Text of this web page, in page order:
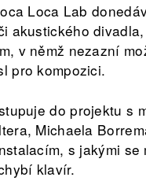
Loca Lab
akustického
v němž nezazní
pro kompozici.
do projektu s
Michaela
s jakými
klavír.